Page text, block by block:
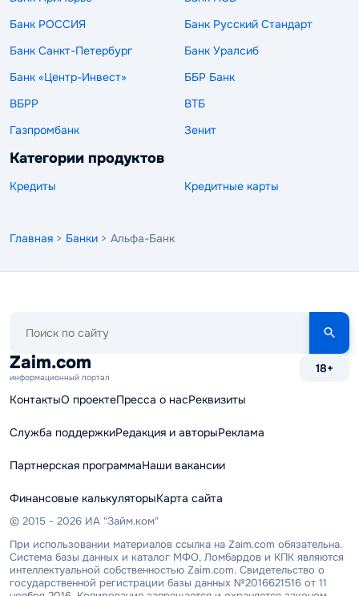
Банк РОССИЯ
Банк Русский Стандарт
Банк Санкт-Петербург
Банк Уралсиб
Банк «Центр-Инвест»
ББР Банк
ВБРР
ВТБ
Газпромбанк
Зенит
Категории продуктов
Кредиты Кредитные карты
Главная > Банки > Альфа-Банк
сайту
Zaim.com
информационный портал
18+
КонтактыО проектеПресса о насРеквизиты
Служба поддержкиРедакция и авторыРеклама
Партнерская программаНаши вакансии
Финансовые калькуляторыКарта сайта
© 2015 - 2026 ИА "Займ.ком"
При использовании материалов ссылка на Zaim.com обязательна.
Система базы данных и каталог МФО, Ломбардов и КПК являются
интеллектуальной собственностью Zaim.com. Свидетельство о
государственной регистрации базы данных №2016621516 от 11